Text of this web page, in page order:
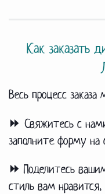
Как заказать
Весь процесс
⏩ Свяжитесь с
заполните форму на
⏩ Поделитесь
стиль вам